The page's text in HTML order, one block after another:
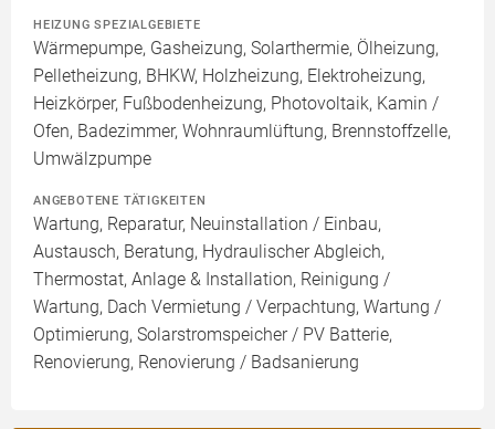
HEIZUNG SPEZIALGEBIETE
Wärmepumpe, Gasheizung, Solarthermie, Ölheizung,
Pelletheizung, BHKW, Holzheizung, Elektroheizung,
Heizkörper, Fußbodenheizung, Photovoltaik, Kamin /
Ofen, Badezimmer, Wohnraumlüftung, Brennstoffzelle,
Umwälzpumpe
ANGEBOTENE TÄTIGKEITEN
Wartung, Reparatur, Neuinstallation / Einbau,
Austausch, Beratung, Hydraulischer Abgleich,
Thermostat, Anlage & Installation, Reinigung /
Wartung, Dach Vermietung / Verpachtung, Wartung /
Optimierung, Solarstromspeicher / PV Batterie,
Renovierung, Renovierung / Badsanierung